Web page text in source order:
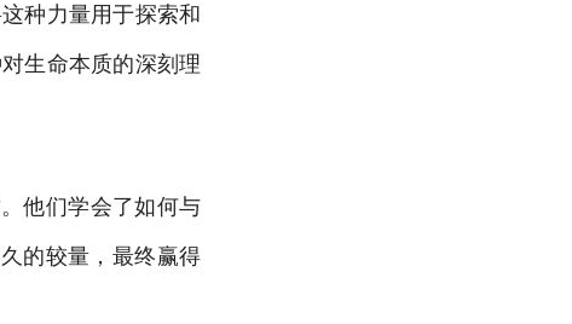
种力量用于探索和
生命本质的深刻理
他们学会了如何与
的较量，最终赢得